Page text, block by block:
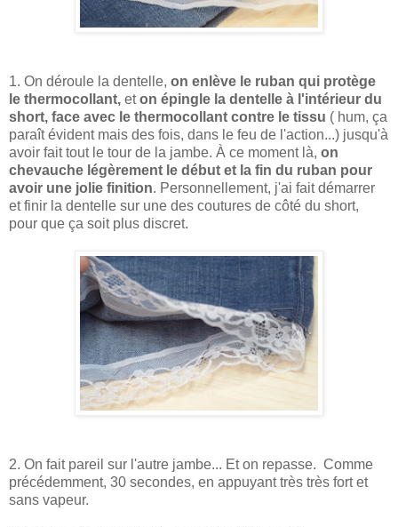
1. On déroule la dentelle, on enlève le ruban qui protège
le thermocollant, eton épingle la dentelle à l'intérieur du
short, face avec le thermocollant contre le tissu ( hum, ça
paraît évident mais des fois, dans le feu de l'action...) jusqu'à
avoir fait tout le tour de la jambe. À ce moment là, on
chevauche légèrement le début et la fin du ruban pour
avoir une jolie finition. Personnellement, j'ai fait démarrer
et finir la dentelle sur une des coutures de côté du short,
pour que ça soit plus discret.
2. On fait pareil sur l'autre jambe... Et on repasse. Comme
précédemment, 30 secondes, en appuyant très très fort et
sans vapeur.